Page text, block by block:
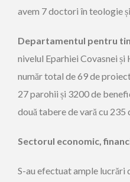
avem 7 doctori în teologie
Departamentul pentru
nivelul Eparhiei Covasnei și
număr total de 69 de
27 parohii și 3200 de
două tabere de vară cu
Sectorul economic,
S-au efectuat ample lucrări